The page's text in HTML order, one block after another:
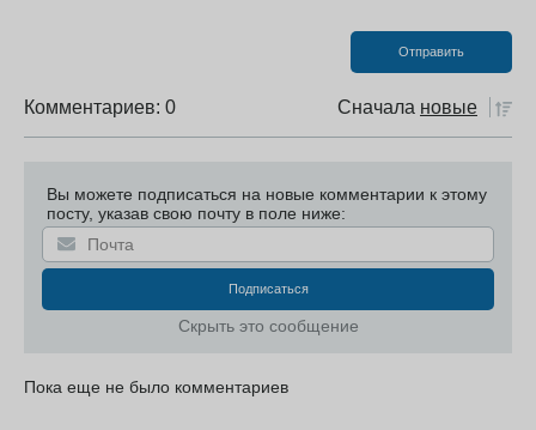
Комментариев: 0 Сначала новые
Вы можете подписаться на новые комментарии к этому
посту, указав свою почту в поле ниже:
Скрыть это сообщение
Пока еще не было комментариев